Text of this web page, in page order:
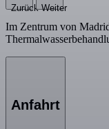
Zurück Weiter
Im Zentrum von
Anfahrt